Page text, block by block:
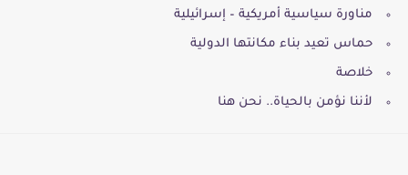
مناورة سياسية أمريكية – إسرائيلية
حماس تعيد بناء مكانتها الدولية
خلاصة
لأننا نؤمن بالحياة.. نحن هنا